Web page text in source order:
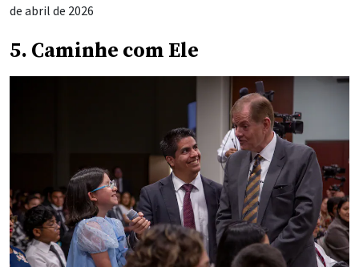
de abril de 2026
5. Caminhe com Ele